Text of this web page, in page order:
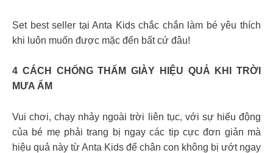
Set best seller tại Anta Kids chắc chắn làm bé yêu thích
khi luôn muốn được mặc đến bất cứ đâu!
4 CÁCH CHỐNG THẤM GIÀY HIỆU QUẢ KHI TRỜI
MƯA ẨM
Vui chơi, chạy nhảy ngoài trời liên tục, với sự hiếu động
của bé mẹ phải trang bị ngay các tip cực đơn giản mà
hiệu quả này từ Anta Kids để chân con không bị ướt ngay